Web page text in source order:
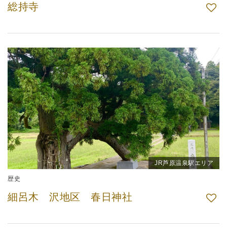
総持寺
JR芦原温泉駅エリア
歴史
細呂木 沢地区 春日神社